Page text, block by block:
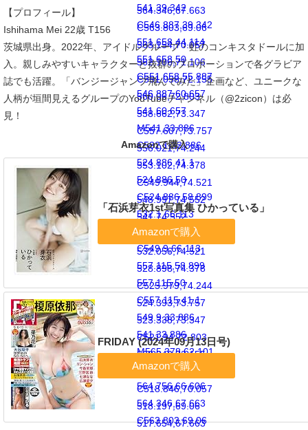
564.346,67.663
C563.803,69.06
563.154,70.057
562.106,71.106
C561.058,72.155
560.06,72.803
558.662,73.347
C557.607,73.757
556.021,74.244
553.102,74.378
C549.944,74.521
548.997,74.552
541,74.552
C533.003,74.552
532.056,74.521
528.898,74.378
C525.979,74.244
524.393,73.757
523.338,73.347
C521.94,72.803
520.942,72.155
519.894,71.106
C518.846,70.057
518.197,69.06
517.654,67.663
541,39.342
C546.887,39.342
551.658,44.114
551.658,50
C551.658,55.887
546.887,60.657
541,60.657
M541,33.886
C532.1,33.886
524.886,41.1
524.886,50
C524.886,58.899
532.1,66.113
541,66.113
C549.9,66.113
557.115,58.899
557.115,50
C557.115,41.1
549.9,33.886
541,33.886
M565.378,62.101
C565.244,65.022
564.756,66.606
564.346,67.663
C563.803,69.06
【プロフィール】
Ishihama Mei 22歳 T156
茨城県出身。2022年、アイドルグループ・虹のコンキスタドールに加
入。親しみやすいキャラクターと抜群のプロポーションで各グラビア
誌でも活躍。「バンジージャンプ飛んでみた」企画など、ユニークな
人柄が垣間見えるグループのYouTubeチャンネル（@2zicon）は必
見！
Amazonで購入
「石浜芽衣1st写真集 ひかっている」
FRIDAY (2024年09月13日号)